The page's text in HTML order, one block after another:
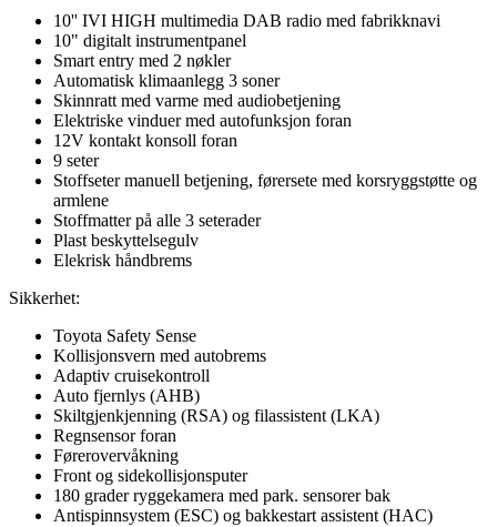
10'' IVI HIGH multimedia DAB radio med fabrikknavi
10" digitalt instrumentpanel
Smart entry med 2 nøkler
Automatisk klimaanlegg 3 soner
Skinnratt med varme med audiobetjening
Elektriske vinduer med autofunksjon foran
12V kontakt konsoll foran
9 seter
Stoffseter manuell betjening, førersete med korsryggstøtte og
armlene
Stoffmatter på alle 3 seterader
Plast beskyttelsegulv
Elekrisk håndbrems
Sikkerhet:
Toyota Safety Sense
Kollisjonsvern med autobrems
Adaptiv cruisekontroll
Auto fjernlys (AHB)
Skiltgjenkjenning (RSA) og filassistent (LKA)
Regnsensor foran
Førerovervåkning
Front og sidekollisjonsputer
180 grader ryggekamera med park. sensorer bak
Antispinnsystem (ESC) og bakkestart assistent (HAC)